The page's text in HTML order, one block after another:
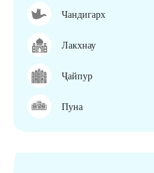
Чандигарх
Лакхнау
Ҷайпур
Пуна